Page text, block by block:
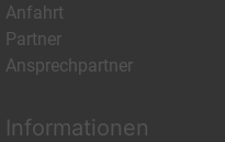
Anfahrt
Partner
Ansprechpartner
Informationen